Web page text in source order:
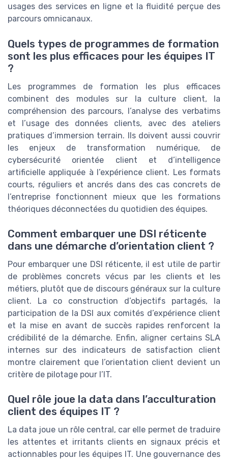
usages des services en ligne et la fluidité perçue des
parcours omnicanaux.
Quels types de programmes de formation
sont les plus efficaces pour les équipes IT
?
Les programmes de formation les plus efficaces
combinent des modules sur la culture client, la
compréhension des parcours, l’analyse des verbatims
et l’usage des données clients, avec des ateliers
pratiques d’immersion terrain. Ils doivent aussi couvrir
les enjeux de transformation numérique, de
cybersécurité orientée client et d’intelligence
artificielle appliquée à l’expérience client. Les formats
courts, réguliers et ancrés dans des cas concrets de
l’entreprise fonctionnent mieux que les formations
théoriques déconnectées du quotidien des équipes.
Comment embarquer une DSI réticente
dans une démarche d’orientation client ?
Pour embarquer une DSI réticente, il est utile de partir
de problèmes concrets vécus par les clients et les
métiers, plutôt que de discours généraux sur la culture
client. La co construction d’objectifs partagés, la
participation de la DSI aux comités d’expérience client
et la mise en avant de succès rapides renforcent la
crédibilité de la démarche. Enfin, aligner certains SLA
internes sur des indicateurs de satisfaction client
montre clairement que l’orientation client devient un
critère de pilotage pour l’IT.
Quel rôle joue la data dans l’acculturation
client des équipes IT ?
La data joue un rôle central, car elle permet de traduire
les attentes et irritants clients en signaux précis et
actionnables pour les équipes IT. Une gouvernance des